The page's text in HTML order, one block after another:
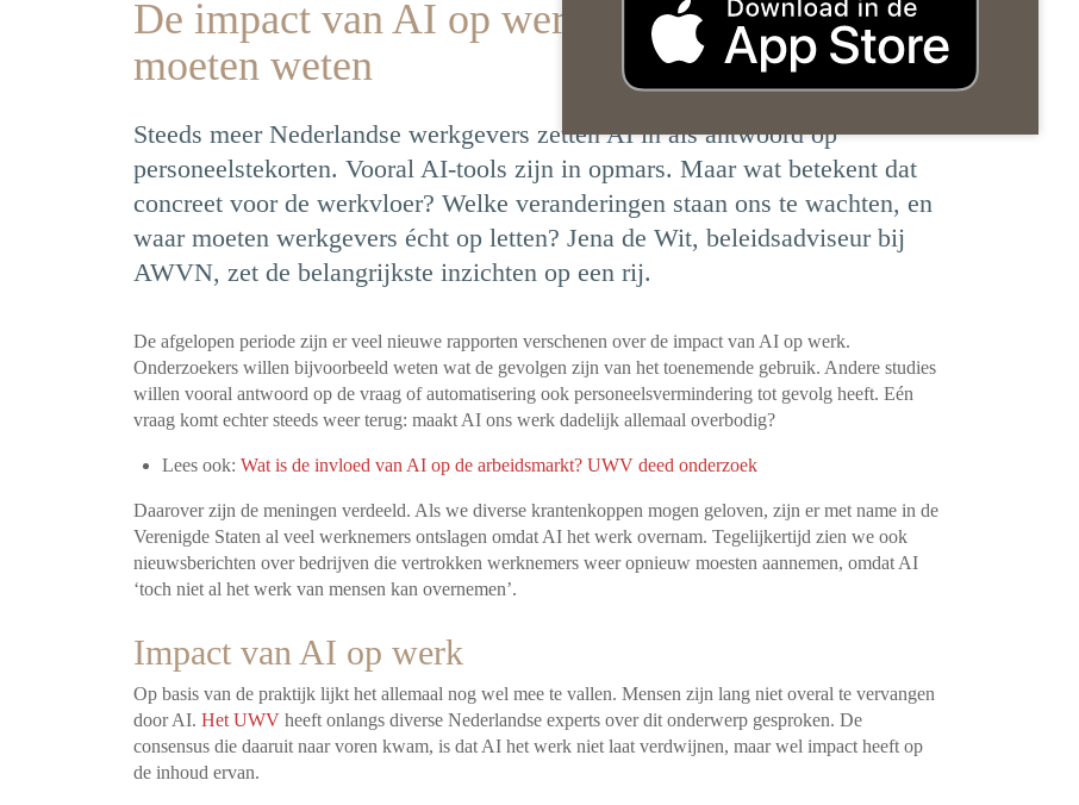
De impact van AI op werk: wat werkgevers
moeten weten
Steeds meer Nederlandse werkgevers zetten AI in als antwoord op
personeelstekorten. Vooral AI-tools zijn in opmars. Maar wat betekent dat
concreet voor de werkvloer? Welke veranderingen staan ons te wachten, en
waar moeten werkgevers écht op letten? Jena de Wit, beleidsadviseur bij
AWVN, zet de belangrijkste inzichten op een rij.
De afgelopen periode zijn er veel nieuwe rapporten verschenen over de impact van AI op werk.
Onderzoekers willen bijvoorbeeld weten wat de gevolgen zijn van het toenemende gebruik. Andere studies
willen vooral antwoord op de vraag of automatisering ook personeelsvermindering tot gevolg heeft. Eén
vraag komt echter steeds weer terug: maakt AI ons werk dadelijk allemaal overbodig?
Lees ook: Wat is de invloed van AI op de arbeidsmarkt? UWV deed onderzoek
Daarover zijn de meningen verdeeld. Als we diverse krantenkoppen mogen geloven, zijn er met name in de
Verenigde Staten al veel werknemers ontslagen omdat AI het werk overnam. Tegelijkertijd zien we ook
nieuwsberichten over bedrijven die vertrokken werknemers weer opnieuw moesten aannemen, omdat AI
‘toch niet al het werk van mensen kan overnemen’.
Impact van AI op werk
Op basis van de praktijk lijkt het allemaal nog wel mee te vallen. Mensen zijn lang niet overal te vervangen
door AI. Het UWV heeft onlangs diverse Nederlandse experts over dit onderwerp gesproken. De
consensus die daaruit naar voren kwam, is dat AI het werk niet laat verdwijnen, maar wel impact heeft op
de inhoud ervan.